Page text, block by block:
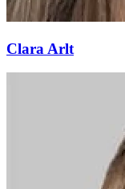
Clara Arlt